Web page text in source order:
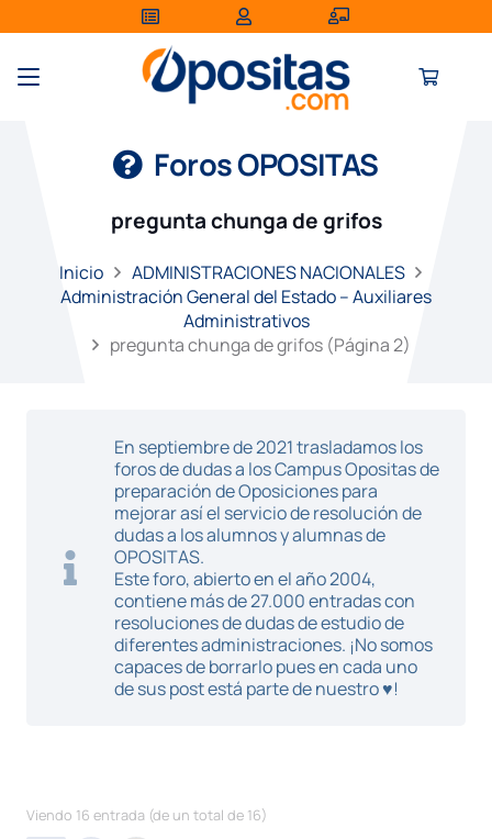
Foros OPOSITAS
pregunta chunga de grifos
Inicio
ADMINISTRACIONES NACIONALES
Administración General del Estado – Auxiliares
Administrativos
pregunta chunga de grifos(Página 2)
En septiembre de 2021 trasladamos los
foros de dudas a los Campus Opositas de
preparación de Oposiciones para
mejorar así el servicio de resolución de
dudas a los alumnos y alumnas de
OPOSITAS.
Este foro, abierto en el año 2004,
contiene más de 27.000 entradas con
resoluciones de dudas de estudio de
diferentes administraciones. ¡No somos
capaces de borrarlo pues en cada uno
de sus post está parte de nuestro ♥!
Viendo 16 entrada (de un total de 16)